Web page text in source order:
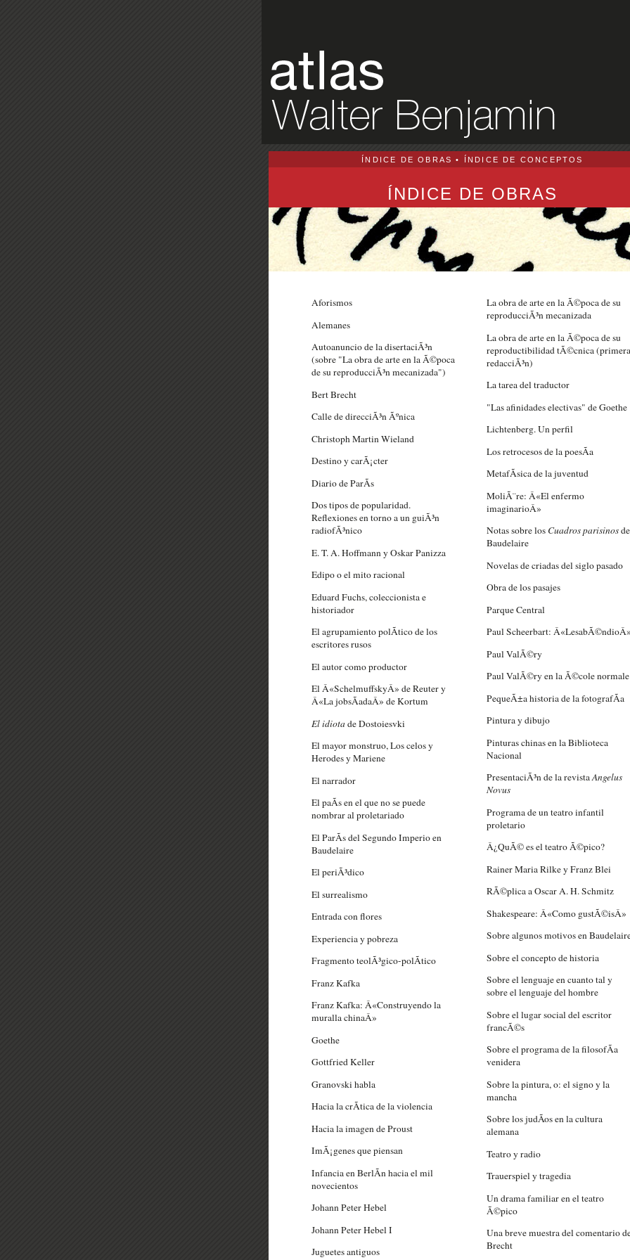
ÍNDICE DE OBRAS • ÍNDICE DE CONCEPTOS
ÍNDICE DE OBRAS
Aforismos
Alemanes
Autoanuncio de la disertaciÃ³n
(sobre "La obra de arte en la Ã©poca
de su reproducciÃ³n mecanizada")
Bert Brecht
Calle de direcciÃ³n Ãºnica
Christoph Martin Wieland
Destino y carÃ¡cter
Diario de ParÃ­s
Dos tipos de popularidad.
Reflexiones en torno a un guiÃ³n
radiofÃ³nico
E. T. A. Hoffmann y Oskar Panizza
Edipo o el mito racional
Eduard Fuchs, coleccionista e
historiador
El agrupamiento polÃ­tico de los
escritores rusos
El autor como productor
El Â«SchelmuffskyÂ» de Reuter y
Â«La jobsÃ­adaÂ» de Kortum
El idiotade Dostoiesvki
El mayor monstruo, Los celos y
Herodes y Mariene
El narrador
El paÃ­s en el que no se puede
nombrar al proletariado
El ParÃ­s del Segundo Imperio en
Baudelaire
El periÃ³dico
El surrealismo
Entrada con flores
Experiencia y pobreza
Fragmento teolÃ³gico-polÃ­tico
Franz Kafka
Franz Kafka: Â«Construyendo la
muralla chinaÂ»
Goethe
Gottfried Keller
Granovski habla
Hacia la crÃ­tica de la violencia
Hacia la imagen de Proust
ImÃ¡genes que piensan
Infancia en BerlÃ­n hacia el mil
novecientos
Johann Peter Hebel
Johann Peter Hebel I
Juguetes antiguos
La obra de arte en la Ã©poca de su
reproducciÃ³n mecanizada
La obra de arte en la Ã©poca de su
reproductibilidad tÃ©cnica (primera
redacciÃ³n)
La tarea del traductor
"Las afinidades electivas" de Goethe
Lichtenberg. Un perfil
Los retrocesos de la poesÃ­a
MetafÃ­sica de la juventud
MoliÃ¨re: Â«El enfermo
imaginarioÂ»
Notas sobre los Cuadros parisinosde
Baudelaire
Novelas de criadas del siglo pasado
Obra de los pasajes
Parque Central
Paul Scheerbart:
Paul ValÃ©ry
Paul ValÃ©ry en la Ã©cole normale
PequeÃ±a historia de la fotografÃ­a
Pintura y dibujo
Pinturas chinas en la Biblioteca
Nacional
PresentaciÃ³n de la revistaAngelus
Novus
Programa de un teatro infantil
proletario
Â¿QuÃ© es el teatro Ã©pico?
Rainer Maria Rilke y Franz Blei
RÃ©plica a Oscar A. H. Schmitz
Shakespeare: Â«Como gustÃ©isÂ»
Sobre algunos motivos en
Sobre el concepto de historia
Sobre el lenguaje en cuanto tal y
sobre el lenguaje del hombre
Sobre el lugar social del escritor
francÃ©s
Sobre el programa de la filosofÃ­a
venidera
Sobre la pintura, o: el signo y la
mancha
Sobre los judÃ­os en la cultura
alemana
Teatro y radio
Trauerspiel y tragedia
Un drama familiar en el teatro
Ã©pico
Una breve muestra del comentario
Brecht